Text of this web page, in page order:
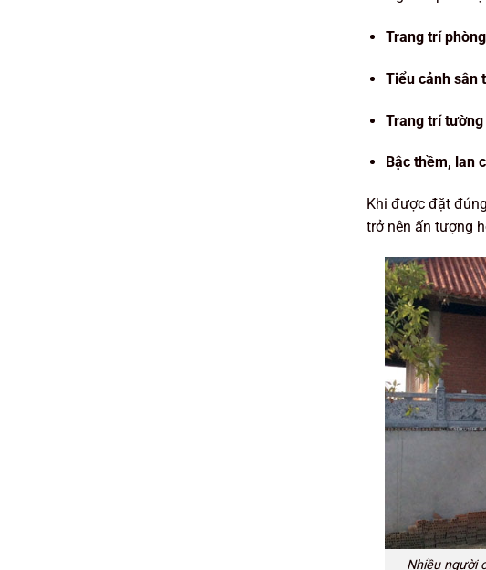
Trang trí
Tiểu cảnh sân
Trang trí tường
Bậc thềm, lan
Khi được đặt
trở nên ấn tượng
Nhiều người